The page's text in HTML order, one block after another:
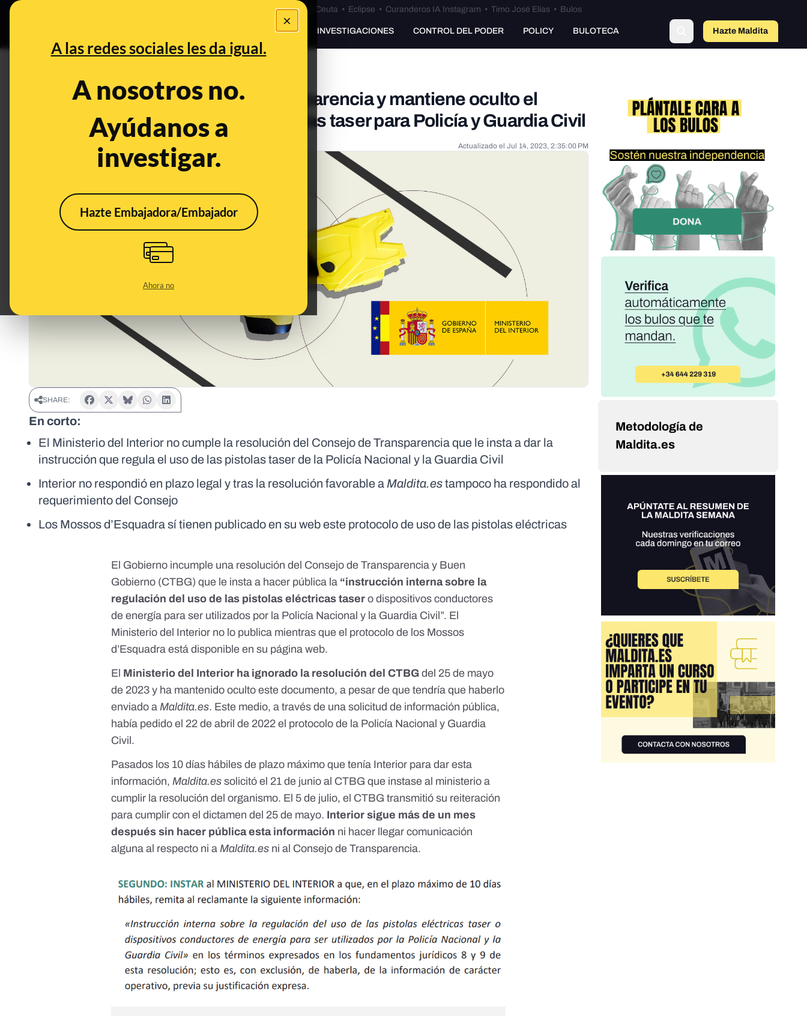
×
A las redes sociales les da igual.
A nosotros no.
Ayúdanos a
investigar.
Hazte Embajadora/Embajador
Ahora no
Especial Ceuta•Bulos Ceuta • Eclipse • Curanderos IA Instagram • Timo José Elías • Bulos
PREBUNKING INVESTIGACIONES CONTROL DEL PODER POLICY BULOTECA Hazte Maldito
Interior ignora al Consejo de Transparencia y mantiene oculto el
protocolo sobre el uso de las pistolas taser para Policía y Guardia Civil
Jul 12, 2023, 9:31:19 AM Actualizado el Jul 14, 2023, 2:35:00 PM
SHARE:
En corto:
El Ministerio del Interior no cumple la resolución del Consejo de Transparencia que le insta a dar la
instrucción que regula el uso de las pistolas taser de la Policía Nacional y la Guardia Civil
Interior no respondió en plazo legal y tras la resolución favorable a Maldita.estampoco ha respondido al
requerimiento del Consejo
Los Mossos d’Esquadra sí tienen publicado en su web este protocolo de uso de las pistolas eléctricas
El Gobierno incumple una resolución del Consejo de Transparencia y Buen
Gobierno (CTBG) que le insta a hacer pública la “instrucción interna sobre la
regulación del uso de las pistolas eléctricas taser o dispositivos conductores
de energía para ser utilizados por la Policía Nacional y la Guardia Civil”. El
Ministerio del Interior no lo publica mientras que el protocolo de los Mossos
d’Esquadraestá disponible en su página web.
El Ministerio del Interior ha ignorado la resolución del CTBGdel 25 de mayo
de 2023 y ha mantenido oculto este documento, a pesar de que tendría que haberlo
enviado aMaldita.es. Este medio, a través de una solicitud de información pública,
había pedido el 22 de abril de 2022 el protocolo de la Policía Nacional y Guardia
Civil.
Pasados los 10 días hábiles de plazo máximo que tenía Interior para dar esta
información,Maldita.es solicitó el 21 de junio al CTBG que instase al ministerio a
cumplir la resolución del organismo. El 5 de julio, el CTBG transmitió su reiteración
para cumplir con el dictamen del 25 de mayo. Interior sigue más de un mes
después sin hacer pública esta información ni hacer llegar comunicación
alguna al respecto ni aMaldita.es ni al Consejo de Transparencia.
Metodología de
Maldita.es